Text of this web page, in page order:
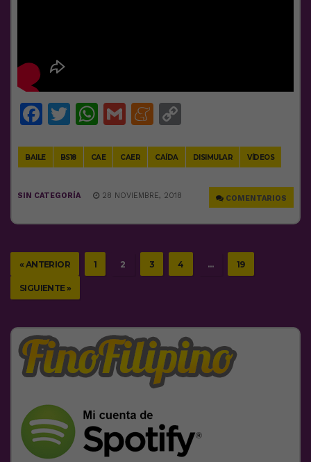
Facebook
Twitter
WhatsApp
GmailMeneame
BAILE BS18 CAE CAER CAÍDA DISIMULAR VÍDEOS
COMENTARIOS
SIN CATEGORÍA 28 NOVIEMBRE, 2018
« ANTERIOR 1 2 3 4 … 19
SIGUIENTE »